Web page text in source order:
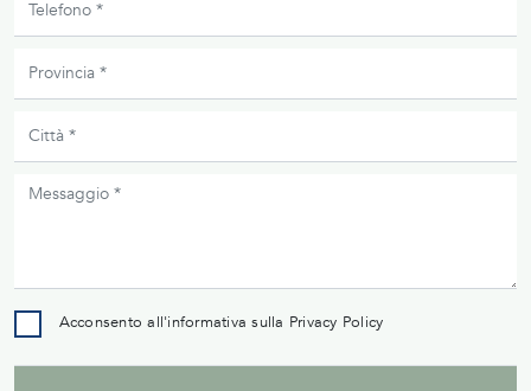
Acconsento all'informativa sulla Privacy Policy